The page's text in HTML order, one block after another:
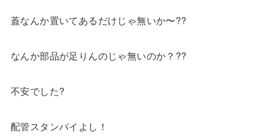
蓋なんか置いてあるだけじゃ無いか〜??
なんか部品が足りんのじゃ無いのか？??
不安でした?
配管スタンバイよし！